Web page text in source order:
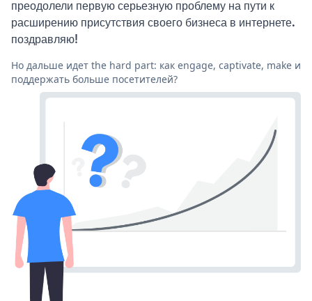
преодолели первую серьезную проблему на пути к
расширению присутствия своего бизнеса в интернете.
поздравляю!
Но дальше идет the hard part: как engage, captivate, make и
поддержать больше посетителей?